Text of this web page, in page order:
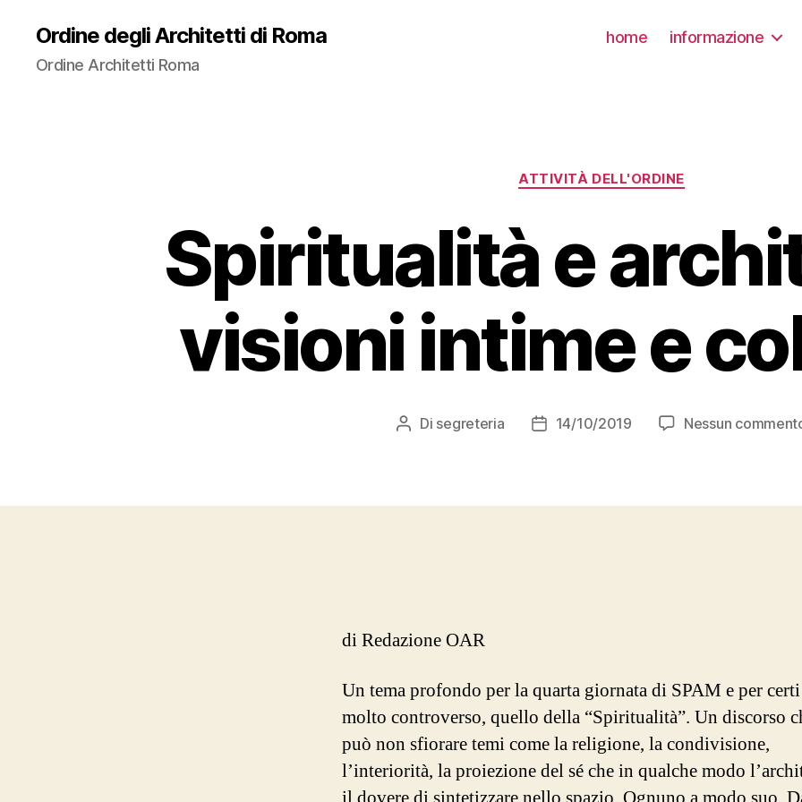
Ordine degli Architetti di Roma
Ordine Architetti Roma
home informazione
Categorie
ATTIVITÀ DELL'ORDINE
Spiritualità e
visioni intime e
Autore
Di segreteria
Data14/10/2019 Nessun
di Redazione OAR
Un tema profondo per la quarta giornata di SPAM e per
molto controverso, quello della “Spiritualità”. Un discorso
può non sfiorare temi come la religione, la condivisione,
l’interiorità, la proiezione del sé che in qualche modo